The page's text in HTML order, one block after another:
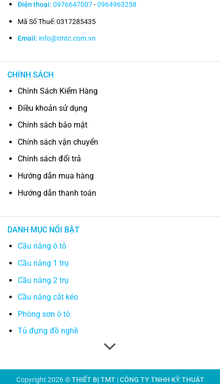
Điện thoại: 0976647007-0964963258
Mã Số Thuế: 0317285435
Email: info@tmtc.com.vn
CHÍNH SÁCH
Chính Sách Kiểm Hàng
Điều khoản sử dụng
Chính sách bảo mật
Chính sách vận chuyển
Chính sách đổi trả
Hướng dẫn mua hàng
Hướng dẫn thanh toán
DANH MỤC NỔI BẬT
Cầu nâng ô tô
Cầu nâng 1 trụ
Cầu nâng 2 trụ
Cầu nâng cắt kéo
Phòng sơn ô tô
Tủ đựng đồ nghề
Copyright 2026 ©THIẾT BỊ TMT | CÔNG TY TNHH KỸ THUẬT